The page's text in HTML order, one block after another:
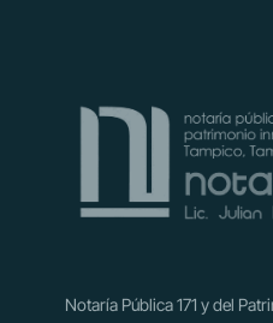
Notaría Pública 171 y del